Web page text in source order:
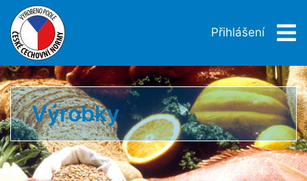
Přihlášení
Výrobky